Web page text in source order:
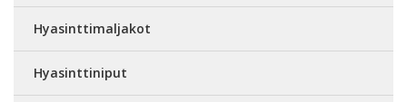
Hyasinttimaljakot
Hyasinttiniput